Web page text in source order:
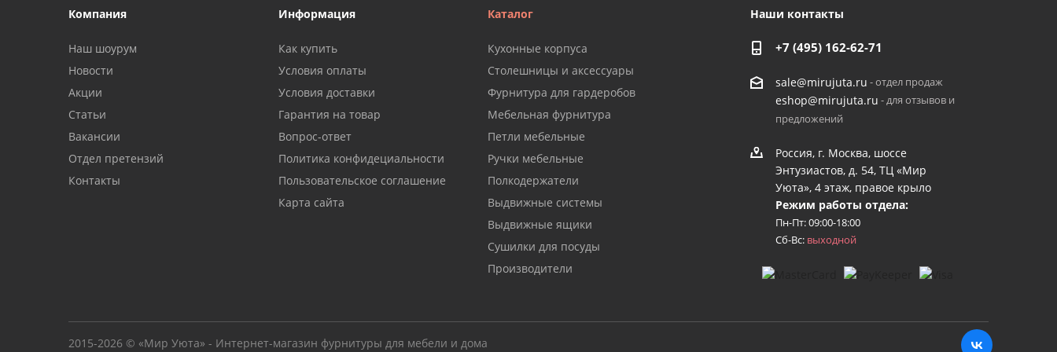
Компания
Наш шоурум
Новости
Акции
Статьи
Вакансии
Отдел претензий
Контакты
Информация
Как купить
Условия оплаты
Условия доставки
Гарантия на товар
Вопрос-ответ
Политика конфидециальности
Пользовательское соглашение
Карта сайта
Каталог
Кухонные корпуса
Столешницы и аксессуары
Фурнитура для гардеробов
Мебельная фурнитура
Петли мебельные
Ручки мебельные
Полкодержатели
Выдвижные системы
Выдвижные ящики
Сушилки для посуды
Производители
Наши контакты
+7 (495) 162-62-71
sale@mirujuta.ru - отдел продаж
eshop@mirujuta.ru - для отзывов и
предложений
Россия, г. Москва, шоссе
Энтузиастов, д. 54, ТЦ «Мир
Уюта», 4 этаж, правое крыло
Режим работы отдела:
Пн-Пт: 09:00-18:00
Сб-Вс: выходной
2015-2026 © «Мир Уюта» - Интернет-магазин фурнитуры для мебели и дома